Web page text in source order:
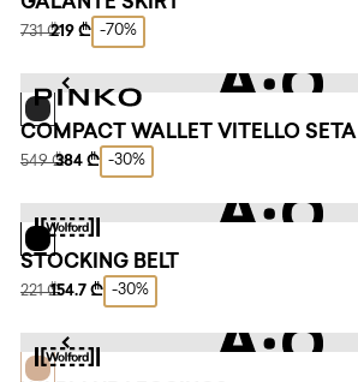
GALANTE SKIRT
731 ₾219 ₾ -70%
COMPACT WALLET VITELLO SETA
549 ₾384 ₾ -30%
STOCKING BELT
221 ₾154.7 ₾ -30%